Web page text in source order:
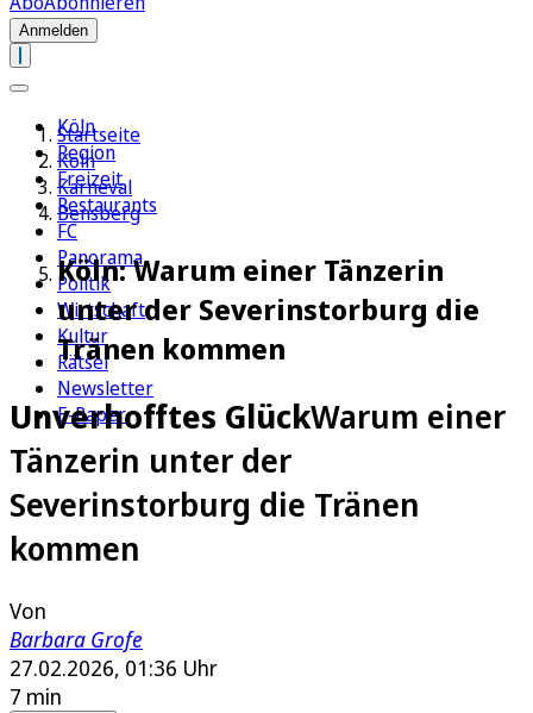
Anmelden
Köln
Region
Freizeit
Restaurants
FC
Panorama
Politik
Wirtschaft
Kultur
Rätsel
Newsletter
E-Paper
Startseite
Köln
Karneval
Bensberg
Köln: Warum einer Tänzerin
unter der Severinstorburg die
Tränen kommen
Unverhofftes GlückWarum einer
Tänzerin unter der
Severinstorburg die Tränen
kommen
Von
Barbara Grofe
27.02.2026, 01:36 Uhr
7 min